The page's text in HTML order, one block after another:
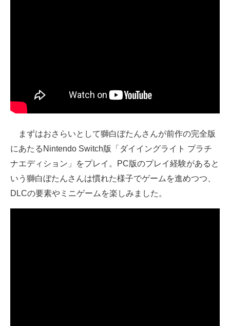
まずはおさらいとして獅白ぼたんさんが前作の完全版
にあたるNintendo Switch版「ダイイングライト プラチ
ナエディション」をプレイ。PC版のプレイ経験があると
いう獅白ぼたんさんは慣れた様子でゲームを進めつつ、
DLCの要素やミニゲームを楽しみました。